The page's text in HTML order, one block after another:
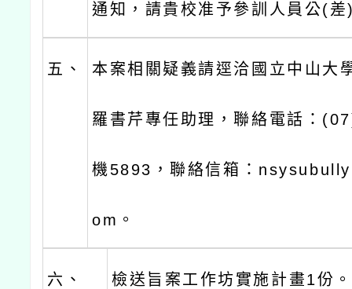
通知，請貴校准予參訓人員公(
五、 本案相關疑義請逕洽國立中山大
羅書芹專任助理，聯絡電話：
機5893，聯絡信箱：
om。
六、 檢送旨案工作坊實施計畫1份。